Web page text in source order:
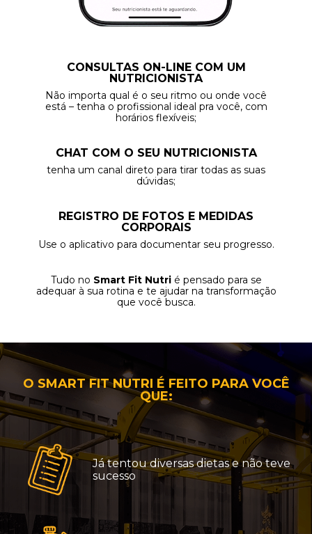
CONSULTAS ON-LINE COM UM
NUTRICIONISTA
Não importa qual é o seu ritmo ou onde você
está – tenha o profissional ideal pra você, com
horários flexíveis;
CHAT COM O SEU NUTRICIONISTA
tenha um canal direto para tirar todas as suas
dúvidas;
REGISTRO DE FOTOS E MEDIDAS
CORPORAIS
Use o aplicativo para documentar seu progresso.
Tudo no Smart Fit Nutrié pensado para se
adequar à sua rotina e te ajudar na transformação
que você busca.
O SMART FIT NUTRI É FEITO PARA VOCÊ
QUE:
Já tentou diversas dietas e não teve
sucesso